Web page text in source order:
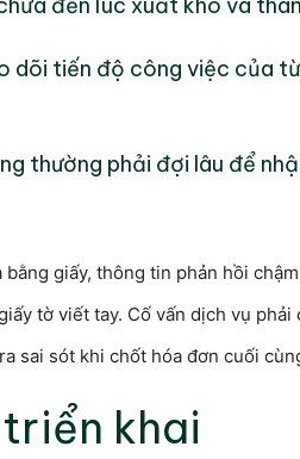
dõi tiến độ công việc của
thường phải đợi lâu để
giấy, thông tin phản hồi
tờ viết tay. Cố vấn dịch vụ
sai sót khi chốt hóa đơn cuối
khai